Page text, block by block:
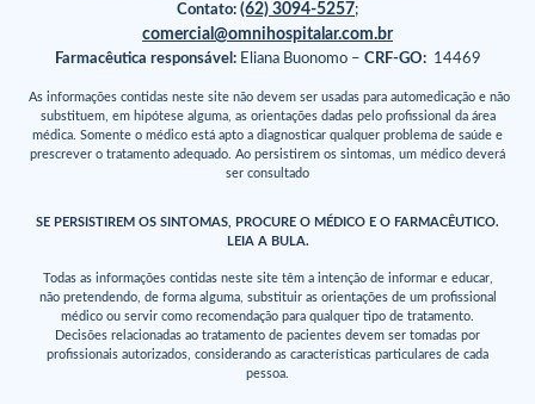
Contato: (62) 3094-5257;
comercial@omnihospitalar.com.br
Farmacêutica responsável:Eliana Buonomo – CRF-GO:14469
As informações contidas neste site não devem ser usadas para automedicação e não
substituem, em hipótese alguma, as orientações dadas pelo profissional da área
médica. Somente o médico está apto a diagnosticar qualquer problema de saúde e
prescrever o tratamento adequado. Ao persistirem os sintomas, um médico deverá
ser consultado
SE PERSISTIREM OS SINTOMAS, PROCURE O MÉDICO E O FARMACÊUTICO.
LEIA A BULA.
Todas as informações contidas neste site têm a intenção de informar e educar,
não pretendendo, de forma alguma, substituir as orientações de um profissional
médico ou servir como recomendação para qualquer tipo de tratamento.
Decisões relacionadas ao tratamento de pacientes devem ser tomadas por
profissionais autorizados, considerando as características particulares de cada
pessoa.